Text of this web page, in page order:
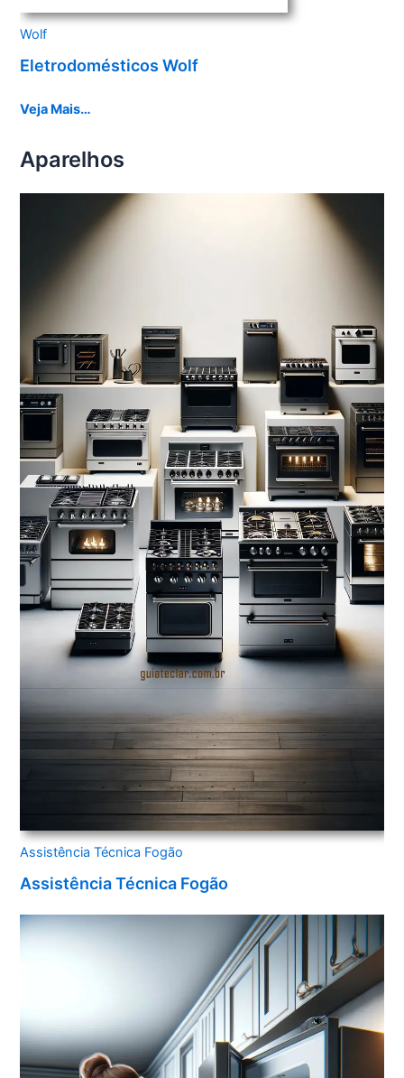
Wolf
Eletrodomésticos Wolf
Veja Mais…
Aparelhos
Assistência Técnica Fogão
Assistência Técnica Fogão